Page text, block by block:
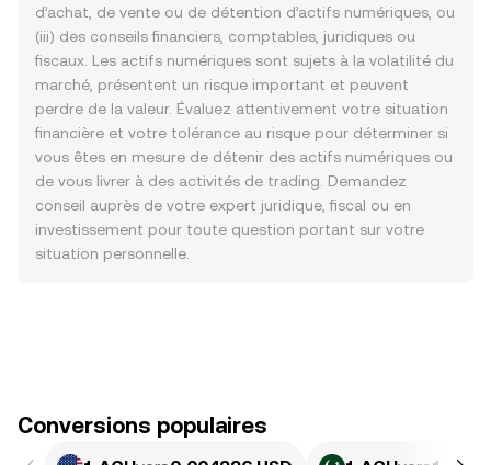
d’achat, de vente ou de détention d’actifs numériques, ou
(iii) des conseils financiers, comptables, juridiques ou
fiscaux. Les actifs numériques sont sujets à la volatilité du
marché, présentent un risque important et peuvent
perdre de la valeur. Évaluez attentivement votre situation
financière et votre tolérance au risque pour déterminer si
vous êtes en mesure de détenir des actifs numériques ou
de vous livrer à des activités de trading. Demandez
conseil auprès de votre expert juridique, fiscal ou en
investissement pour toute question portant sur votre
situation personnelle.
Conversions populaires